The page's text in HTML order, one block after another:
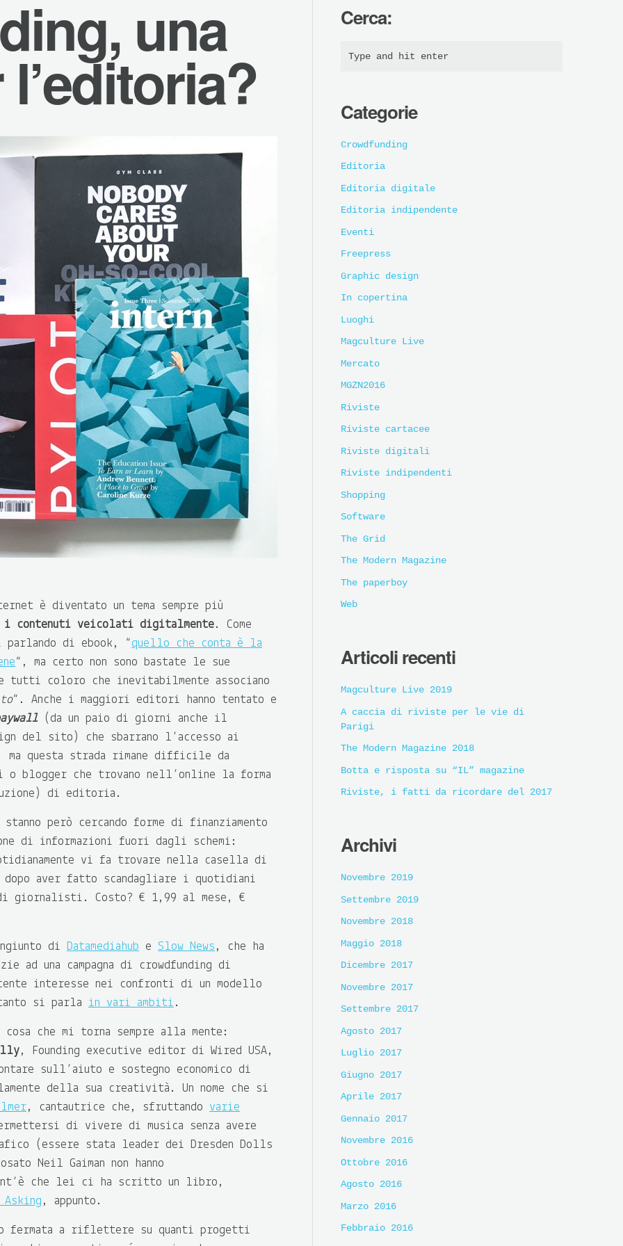
una
è diventato un tema sempre più
i contenuti veicolati digitalmente. Come
parlando di ebook, “quello che conta è la
“, ma certo non sono bastate le sue
tutti coloro che inevitabilmente associano
“. Anche i maggiori editori hanno tentato e
(da un paio di giorni anche il
del sito) che sbarrano l’accesso ai
ma questa strada rimane difficile da
che trovano nell’online la forma
di editoria.
però cercando forme di finanziamento
di informazioni fuori dagli schemi:
vi fa trovare nella casella di
aver fatto scandagliare i quotidiani
giornalisti. Costo? € 1,99 al mese, €
di Datamediahub e Slow News , che ha
ad una campagna di crowdfunding di
interesse nei confronti di un modello
si parla in vari ambiti .
che mi torna sempre alla mente:
, Founding executive editor di Wired USA,
sull’aiuto e sostegno economico di
della sua creatività. Un nome che si
, cantautrice che, sfruttando varie
di vivere di musica senza avere
(essere stata leader dei Dresden Dolls
Neil Gaiman non hanno
che lei ci ha scritto un libro,
, appunto.
fermata a riflettere su quanti progetti
Cerca:
Categorie
Crowdfunding
Editoria
Editoria digitale
Editoria indipendente
Eventi
Freepress
Graphic design
In copertina
Luoghi
Magculture Live
Mercato
MGZN2016
Riviste
Riviste cartacee
Riviste digitali
Riviste indipendenti
Shopping
Software
The Grid
The Modern Magazine
The paperboy
Web
Articoli recenti
Magculture Live 2019
A caccia di riviste per le vie di
Parigi
The Modern Magazine 2018
Botta e risposta su “IL” magazine
Riviste, i fatti da ricordare del 2017
Archivi
Novembre 2019
Settembre 2019
Novembre 2018
Maggio 2018
Dicembre 2017
Novembre 2017
Settembre 2017
Agosto 2017
Luglio 2017
Giugno 2017
Aprile 2017
Gennaio 2017
Novembre 2016
Ottobre 2016
Agosto 2016
Marzo 2016
Febbraio 2016